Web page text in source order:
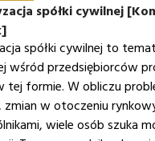
spółki cywilnej
spółki cywilnej to
wśród przedsiębiorców
tej formie. W obliczu
zmian w otoczeniu
wiele osób szuka